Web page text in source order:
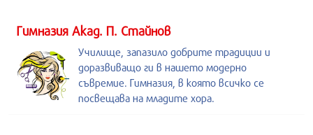
Гимназия Акад. П. Стайнов
Училище, запазило добрите традиции и
доразвиващо ги в нашето модерно
съвремие. Гимназия, в която всичко се
посвещава на младите хора.